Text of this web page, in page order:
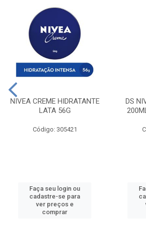
NIVEA CREME HIDRATANTE
LATA 56G
Código: 305421
Faça seu login ou
cadastre-se para
ver preços e
comprar
DS